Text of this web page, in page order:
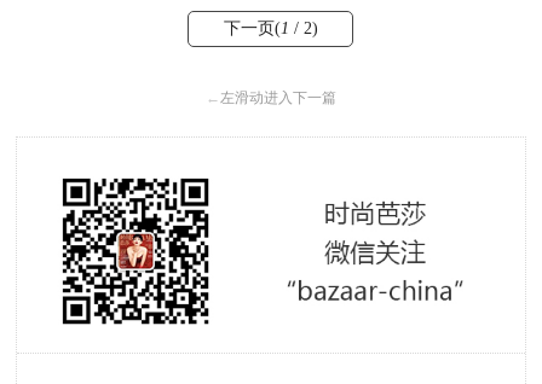
下一页(1 / 2)
←左滑动进入下一篇